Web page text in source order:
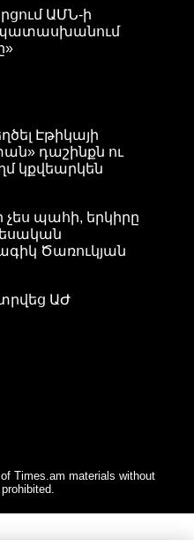
ԱՄՆ-ի
Էթիկայի
դաշինքն ու
կքվեարկեն
չես պահի, երկիրը
Ծառուկյան
ԱԺ
Times.am materials without